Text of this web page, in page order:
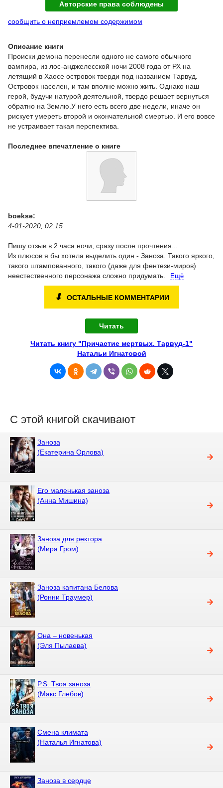
Авторские права соблюдены
сообщить о неприемлемом содержимом
Описание книги
Происки демона перенесли одного не самого обычного
вампира, из лос-анджелесской ночи 2008 года от РХ на
летящий в Хаосе островок тверди под названием Тарвуд.
Островок населен, и там вполне можно жить. Однако наш
герой, будучи натурой деятельной, твердо решает вернуться
обратно на Землю.У него есть всего две недели, иначе он
рискует умереть второй и окончательной смертью. И его вовсе
не устраивает такая перспектива.
Последнее впечатление о книге
boekse:
4-01-2020, 02:15
Пишу отзыв в 2 часа ночи, сразу после прочтения...
Из плюсов я бы хотела выделить один - Заноза. Такого яркого,
такого штампованного, такого (даже для фентези-миров)
неестественного персонажа сложно придумать.
Ещё
⬇ ОСТАЛЬНЫЕ КОММЕНТАРИИ
Читать
Читать книгу "Причастие мертвых. Тарвуд-1"
Натальи Игнатовой
С этой книгой скачивают
Заноза
(Екатерина Орлова)
Его маленькая заноза
(Анна Мишина)
Заноза для ректора
(Мира Гром)
Заноза капитана Белова
(Ронни Траумер)
Она – новенькая
(Эля Пылаева)
P.S. Твоя заноза
(Макс Глебов)
Смена климата
(Наталья Игнатова)
Заноза в сердце